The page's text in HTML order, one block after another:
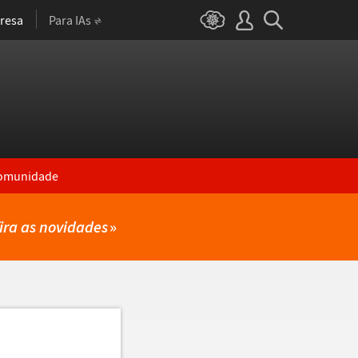
Para IAs
as novidades»